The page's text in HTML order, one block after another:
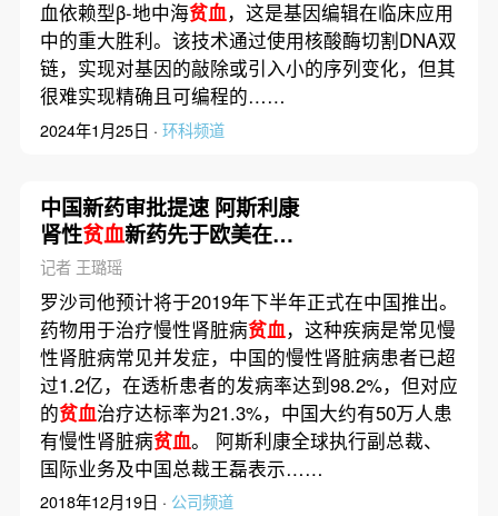
血依赖型β-地中海贫血，这是基因编辑在临床应用
中的重大胜利。该技术通过使用核酸酶切割DNA双
链，实现对基因的敲除或引入小的序列变化，但其
很难实现精确且可编程的……
2024年1月25日 · 环科频道
中国新药审批提速 阿斯利康
肾性贫血新药先于欧美在华
上市
记者 王璐瑶
罗沙司他预计将于2019年下半年正式在中国推出。
药物用于治疗慢性肾脏病贫血，这种疾病是常见慢
性肾脏病常见并发症，中国的慢性肾脏病患者已超
过1.2亿，在透析患者的发病率达到98.2%，但对应
的贫血治疗达标率为21.3%，中国大约有50万人患
有慢性肾脏病贫血。 阿斯利康全球执行副总裁、
国际业务及中国总裁王磊表示……
2018年12月19日 · 公司频道